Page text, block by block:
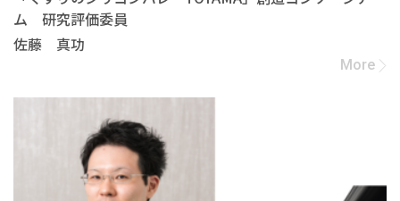
ム 研究評価委員
佐藤 真功
More